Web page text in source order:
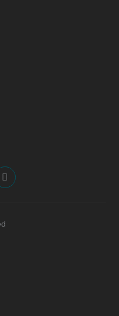
facebook page: https://
on our linkedin page:
us on ourus on our x
screenreader.visit us on